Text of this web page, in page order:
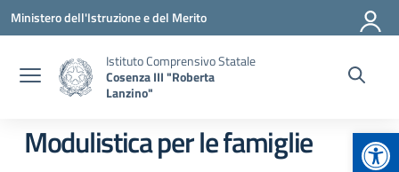
Vai ai contenuti
Vai al menu di navigazione
Vai al footer
Ministero dell'Istruzione e del Merito
Istituto Comprensivo Statale
Cosenza III "Roberta
Lanzino"
Modulistica per le famiglie